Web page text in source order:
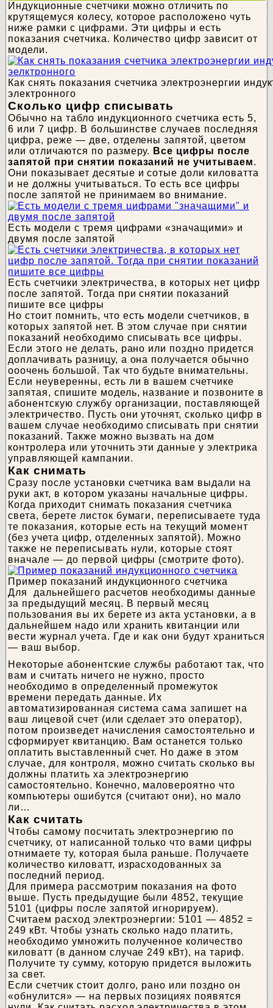
Индукционные счетчики можно отличить по
крутящемуся колесу, которое расположено чуть
ниже рамки с цифрами. Эти цифры и есть
показания счетчика. Количество цифр зависит от
модели.
Как снять показания счетчика электроэнергии
электронного
Сколько цифр списывать
Обычно на табло индукционного счетчика есть 5,
6 или 7 цифр. В большинстве случаев последняя
цифра, реже — две, отделены запятой, цветом
или отличаются по размеру. Все цифры после
запятой при снятии показаний не учитываем.
Они показывает десятые и сотые доли киловатта
и не должны учитываться. То есть все цифры
после запятой не принимаем во внимание.
Есть модели с тремя цифрами «значащими» и
двумя после запятой
Есть счетчики электричества, в которых нет цифр
после запятой. Тогда при снятии показаний
пишите все цифры
Но стоит помнить, что есть модели счетчиков, в
которых запятой нет. В этом случае при снятии
показаний необходимо списывать все цифры.
Если этого не делать, рано или поздно придется
доплачивать разницу, а она получается обычно
ооочень большой. Так что будьте внимательны.
Если неуверенны, есть ли в вашем счетчике
запятая, спишите модель, название и позвоните в
абонентскую службу организации, поставляющей
электричество. Пусть они уточнят, сколько цифр в
вашем случае необходимо списывать при снятии
показаний. Также можно вызвать на дом
контролера или уточнить эти данные у электрика
управляющей кампании.
Как снимать
Сразу после установки счетчика вам выдали на
руки акт, в котором указаны начальные цифры.
Когда приходит снимать показания счетчика
света, берете листок бумаги, переписываете туда
те показания, которые есть на текущий момент
(без учета цифр, отделенных запятой). Можно
также не переписывать нули, которые стоят
вначале — до первой цифры (смотрите фото).
Пример показаний индукционного счетчика
Для дальнейшего расчетов необходимы данные
за предыдущий месяц. В первый месяц
пользования вы их берете из акта установки, а в
дальнейшем надо или хранить квитанции или
вести журнал учета. Где и как они будут храниться
— ваш выбор.
Некоторые абонентские службы работают так, что
вам и считать ничего не нужно, просто
необходимо в определенный промежуток
времени передать данные. Их
автоматизированная система сама запишет на
ваш лицевой счет (или сделает это оператор),
потом произведет начисления самостоятельно и
сформирует квитанцию. Вам останется только
оплатить выставленный счет. Но даже в этом
случае, для контроля, можно считать сколько вы
должны платить ха электроэнергию
самостоятельно. Конечно, маловероятно что
компьютеры ошибутся (считают они), но мало
ли…
Как считать
Чтобы самому посчитать электроэнергию по
счетчику, от написанной только что вами цифры
отнимаете ту, которая была раньше. Получаете
количество киловатт, израсходованных за
последний период.
Для примера рассмотрим показания на фото
выше. Пусть предыдущие были 4852, текущие
5101 (цифры после запятой игнорируем).
Считаем расход электроэнергии: 5101 — 4852 =
249 кВт. Чтобы узнать сколько надо платить,
необходимо умножить полученное количество
киловатт (в данном случае 249 кВт), на тариф.
Получите ту сумму, которую придется выложить
за свет.
Если счетчик стоит долго, рано или поздно он
«обнулится» — на первых позициях появятся